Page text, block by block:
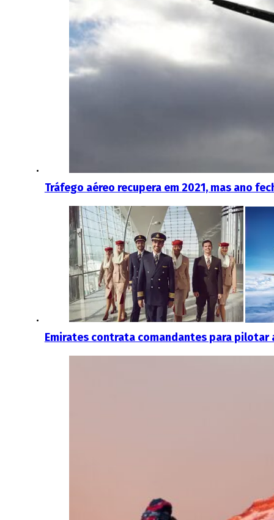
Tráfego aéreo recupera em 2021, mas ano
Emirates contrata comandantes para pilotar